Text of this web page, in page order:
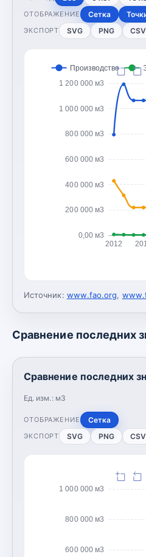
ОТОБРАЖЕНИЕ Сетка
ЭКСПОРТ SVG PNG CSV
0,00 м3
200 000 м3
400 000 м3
600 000 м3
800 000 м3
1 000 000 м3
1 200 000 м3
2012
Производство
Источник: www.fao.org,
Сравнение последних
Сравнение последних
Ед. изм.: м3
ОТОБРАЖЕНИЕ Сетка
ЭКСПОРТ SVG PNG CSV
600 000 м3
800 000 м3
1 000 000 м3